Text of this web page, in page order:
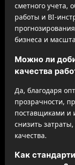
сметного учета,
работы и BI-
бизнеса и
Можно ли
качества
Да, благодаря
прозрачности,
поставщиками и
снизить
качества.
Как